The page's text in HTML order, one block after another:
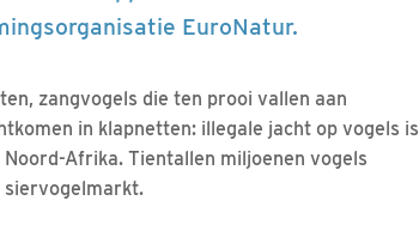
EuroNatur.
zangvogels die ten prooi vallen aan
in klapnetten: illegale jacht op vogels is
Afrika. Tientallen miljoenen vogels
siervogelmarkt.